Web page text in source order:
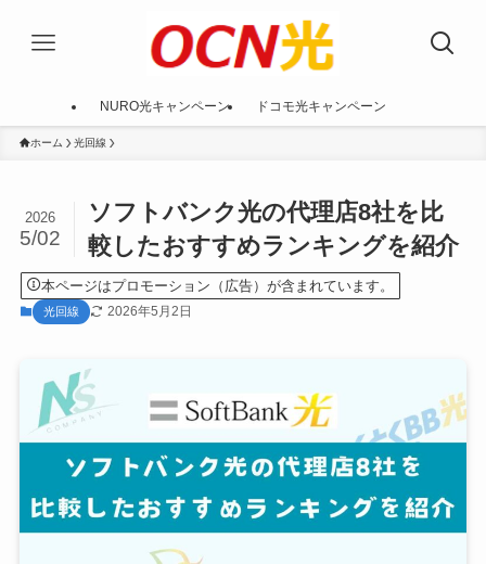
NURO光キャンペーン ドコモ光キャンペーン
ホーム 光回線
ソフトバンク光の代理店8社を比
較したおすすめランキングを紹介
2026
5/02
本ページはプロモーション（広告）が含まれています。
光回線 2026年5月2日